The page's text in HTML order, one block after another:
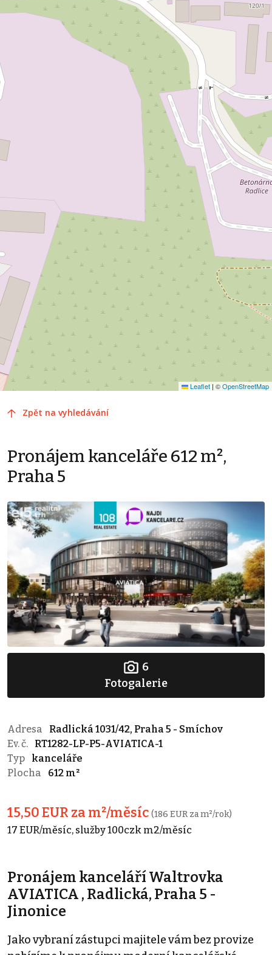
Leaflet | ©OpenStreetMap
Zpět na vyhledávání
Pronájem kanceláře 612 m²,
Praha 5
6
Fotogalerie
Adresa
Radlická 1031/42, Praha 5 - Smíchov
Ev. č.
RT1282-LP-P5-AVIATICA-1
Typ
kanceláře
Plocha
612 m²
15,50 EUR za m²/měsíc (186 EUR za m²/rok)
17 EUR/měsíc, služby 100czk m2/měsíc
Pronájem kanceláří Waltrovka
AVIATICA , Radlická, Praha 5 -
Jinonice
Jako vybraní zástupci majitele vám bez provize